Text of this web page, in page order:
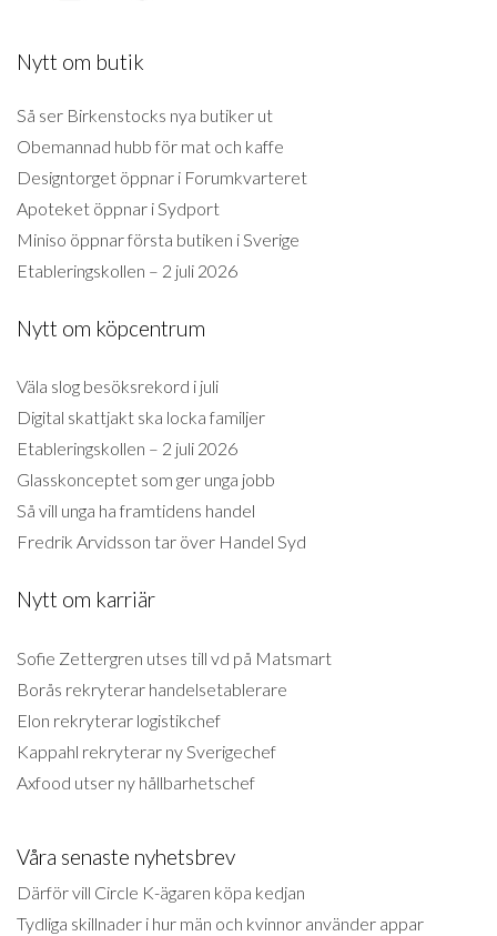
Nytt om butik
Så ser Birkenstocks nya butiker ut
Obemannad hubb för mat och kaffe
Designtorget öppnar i Forumkvarteret
Apoteket öppnar i Sydport
Miniso öppnar första butiken i Sverige
Etableringskollen – 2 juli 2026
Nytt om köpcentrum
Väla slog besöksrekord i juli
Digital skattjakt ska locka familjer
Etableringskollen – 2 juli 2026
Glasskonceptet som ger unga jobb
Så vill unga ha framtidens handel
Fredrik Arvidsson tar över Handel Syd
Nytt om karriär
Sofie Zettergren utses till vd på Matsmart
Borås rekryterar handelsetablerare
Elon rekryterar logistikchef
Kappahl rekryterar ny Sverigechef
Axfood utser ny hållbarhetschef
Våra senaste nyhetsbrev
Därför vill Circle K-ägaren köpa kedjan
Tydliga skillnader i hur män och kvinnor använder appar